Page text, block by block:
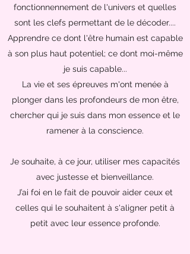
fonctionnennement de l'univers et quelles
sont les clefs permettant de le décoder....
Apprendre ce dont l'être humain est capable
à son plus haut potentiel; ce dont moi-même
je suis capable...
La vie et ses épreuves m'ont menée à
plonger dans les profondeurs de mon être,
chercher qui je suis dans mon essence et le
ramener à la conscience.
Je souhaite, à ce jour, utiliser mes capacités
avec justesse et bienveillance.
J’ai foi en le fait de pouvoir aider ceux et
celles qui le souhaitent à s'aligner petit à
petit avec leur essence profonde.